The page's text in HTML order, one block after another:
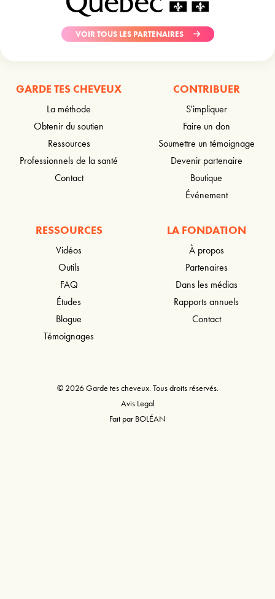
VOIR TOUS LES PARTENAIRES
GARDE TES CHEVEUX
La méthode
Obtenir du soutien
Ressources
Professionnels de la santé
Contact
CONTRIBUER
S'impliquer
Faire un don
Soumettre un témoignage
Devenir partenaire
Boutique
Événement
RESSOURCES
Vidéos
Outils
FAQ
Études
Blogue
Témoignages
LA FONDATION
À propos
Partenaires
Dans les médias
Rapports annuels
Contact
© 2026 Garde tes cheveux. Tous droits réservés.
Avis Legal
Fait par BOLÉAN